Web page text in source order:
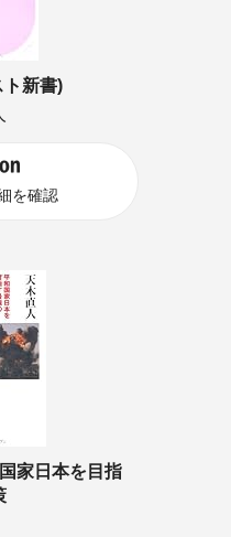
ト新書)
を確認
家日本を目指